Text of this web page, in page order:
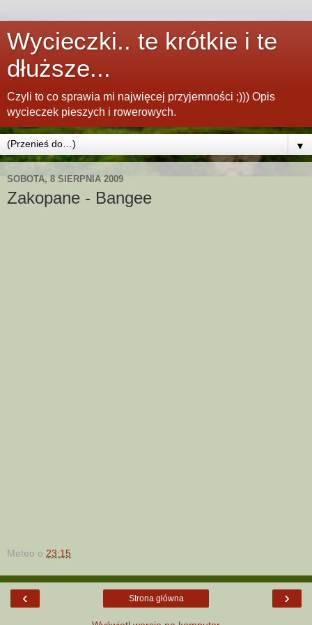
Wycieczki.. te krótkie i te
dłuższe...
Czyli to co sprawia mi najwięcej przyjemności ;))) Opis
wycieczek pieszych i rowerowych.
▼
SOBOTA, 8 SIERPNIA 2009
Zakopane - Bangee
Meteo o 23:15
‹ ›
Strona główna